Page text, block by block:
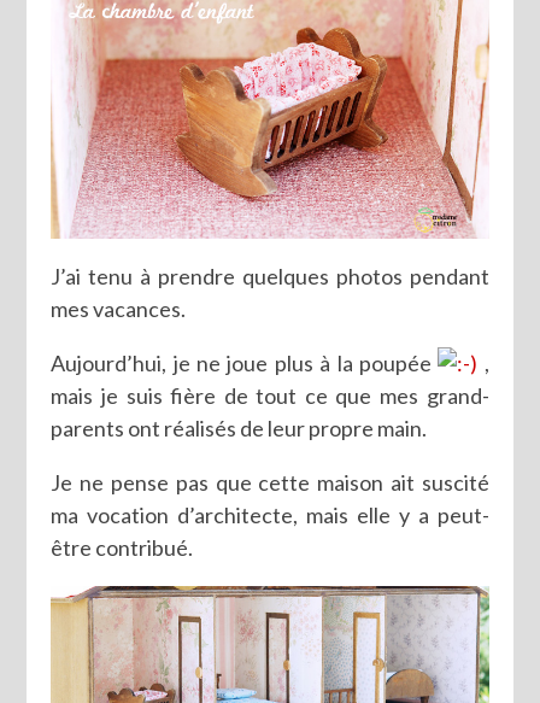
J’ai tenu à prendre quelques photos pendant
mes vacances.
Aujourd’hui, je ne joue plus à la poupée
,
mais je suis fière de tout ce que mes grand-
parents ont réalisés de leur propre main.
Je ne pense pas que cette maison ait suscité
ma vocation d’architecte, mais elle y a peut-
être contribué.